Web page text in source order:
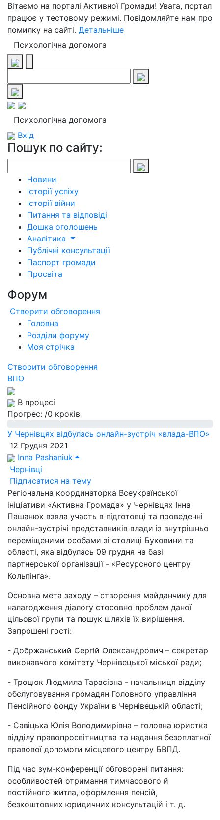
Вітаємо на порталі Активної Громади! Увага, портал
працює у тестовому режимі. Повідомляйте нам про
помилку на сайті. Детальніше
Психологічна допомога
Психологічна допомога
Вхід
Пошук по сайту:
Новини
Історії успіху
Історії війни
Питання та відповіді
Дошка оголошень
Аналітика
Публічні консультації
Паспорт громади
Просвіта
Форум
Створити обговорення
Головна
Розділи форуму
Моя стрічка
Створити обговорення
ВПО
В процесі
Прогрес: /0 кроків
У Чернівцях відбулась онлайн-зустріч «влада-ВПО»
12 Грудня 2021
Inna Pashaniuk
Чернівці
Підписатися на тему
Регіональна координаторка Всеукраїнської
ініціативи «Активна Громада» у Чернівцях Інна
Пашанюк взяла участь в підготовці та проведенні
онлайн-зустрічі представників влади із внутрішньо
переміщеними особами зі столиці Буковини та
області, яка відбулась 09 грудня на базі
партнерської організації - «Ресурсного центру
Кольпінга».
Основна мета заходу – створення майданчику для
налагодження діалогу стосовно проблем даної
цільової групи та пошук шляхів їх вирішення.
Запрошені гості:
- Добржанський Сергій Олександрович – секретар
виконавчого комітету Чернівецької міської ради;
- Троцюк Людмила Тарасівна - начальниця відділу
обслуговування громадян Головного управління
Пенсійного фонду України в Чернівецькій області;
- Савіцька Юлія Володимирівна – головна юристка
відділу правопросвітництва та надання безоплатної
правової допомоги місцевого центру БВПД.
Під час зум-конференції обговорені питання:
особливостей отримання тимчасового й
постійного житла, оформлення пенсій,
безкоштовних юридичних консультацій і т. д.